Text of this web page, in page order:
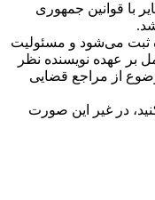
با قوانین جمهوری
ثبت می‌شود و مسئولیت
بر عهده نویسنده نظر
از مراجع قضایی
در غیر این صورت